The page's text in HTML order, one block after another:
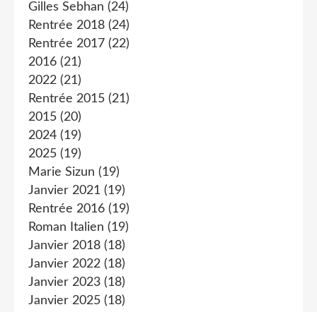
Gilles Sebhan (24)
Rentrée 2018 (24)
Rentrée 2017 (22)
2016 (21)
2022 (21)
Rentrée 2015 (21)
2015 (20)
2024 (19)
2025 (19)
Marie Sizun (19)
Janvier 2021 (19)
Rentrée 2016 (19)
Roman Italien (19)
Janvier 2018 (18)
Janvier 2022 (18)
Janvier 2023 (18)
Janvier 2025 (18)